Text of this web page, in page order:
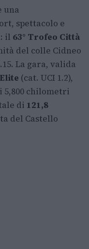
una
spettacolo e
il 63° Trofeo Città
del colle Cidneo
La gara, valida
Elite (cat. UCI 1.2),
chilometri
di 121,8
del Castello